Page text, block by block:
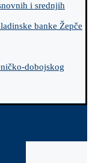
i srednjih
banke Žepče
dobojskog